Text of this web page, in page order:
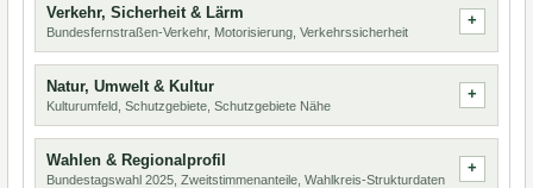
Verkehr, Sicherheit & Lärm
Bundesfernstraßen-Verkehr, Motorisierung, Verkehrssicherheit
Natur, Umwelt & Kultur
Kulturumfeld, Schutzgebiete, Schutzgebiete Nähe
Wahlen & Regionalprofil
Bundestagswahl 2025, Zweitstimmenanteile, Wahlkreis-Strukturdaten